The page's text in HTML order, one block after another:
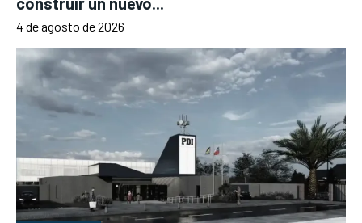
4 de agosto de 2026